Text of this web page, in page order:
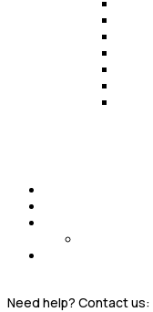
Need help? Contact us: